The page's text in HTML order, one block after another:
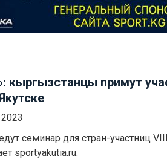
кыргызстанцы примут
семинар для стран-участниц
sportyakutia.ru.